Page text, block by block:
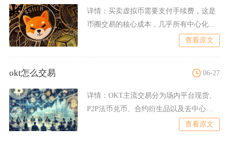
详情： 买卖虚拟币需要支付手续费，这是
币圈交易的核心成本，几乎所有中心化与
查看原文
okt怎么交易 06-27
详情： OKT主流交易分为场内平台现货、
P2P法币兑币、合约衍生品以及去中心化
查看原文